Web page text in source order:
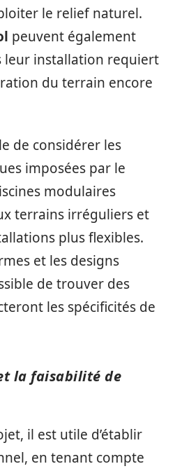
le relief naturel.
peuvent également
leur installation requiert
du terrain encore
de considérer les
imposées par le
modulaires
terrains irréguliers et
plus flexibles.
et les designs
de trouver des
les spécificités de
la faisabilité de
il est utile d’établir
en tenant compte